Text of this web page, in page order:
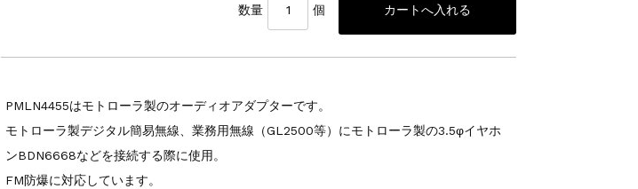
数量 個
PMLN4455はモトローラ製のオーディオアダプターです。
モトローラ製デジタル簡易無線、業務用無線（GL2500等）にモトローラ製の3.5φイヤホ
ンBDN6668などを接続する際に使用。
FM防爆に対応しています。